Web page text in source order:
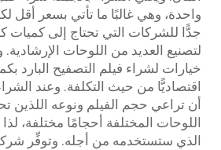
واحدة، وهي غالبًا ما تأتي بسعر أقل
جدًّا للشركات التي تحتاج إلى كميات
خيارات لشراء فيلم التصفيح البارد
اقتصاديًّا من حيث التكلفة. وعند
أن تراعي حجم الفيلم ونوعه اللذين
اللوحات المختلفة أحجامًا مختلفة،